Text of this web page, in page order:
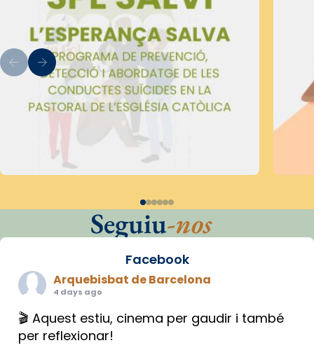
Seguiu-nos
Facebook
Arquebisbat de Barcelona
4 days ago
🎬 Aquest estiu, cinema per gaudir i també
per reflexionar!